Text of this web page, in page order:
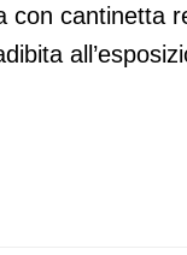
con cantinetta